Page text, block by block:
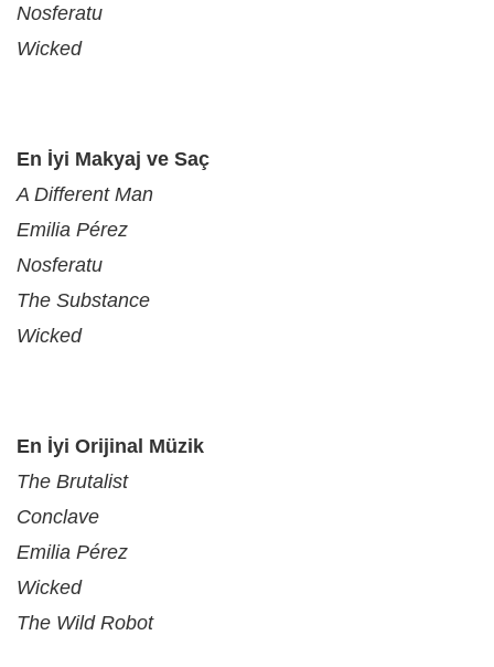
Nosferatu
Wicked
En İyi Makyaj ve Saç
A Different Man
Emilia Pérez
Nosferatu
The Substance
Wicked
En İyi Orijinal Müzik
The Brutalist
Conclave
Emilia Pérez
Wicked
The Wild Robot